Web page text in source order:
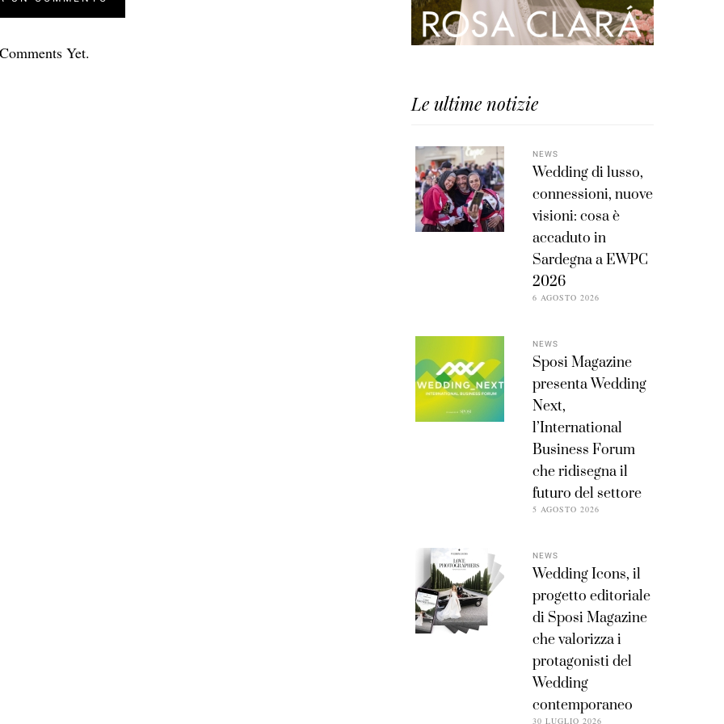
Yet.
Le ultime notizie
NEWS
Wedding di lusso,
connessioni, nuove
visioni: cosa è
accaduto in
Sardegna a EWPC
2026
6 AGOSTO 2026
NEWS
Sposi Magazine
presenta Wedding
Next,
l’International
Business Forum
che ridisegna il
futuro del settore
5 AGOSTO 2026
NEWS
Wedding Icons, il
progetto editoriale
di Sposi Magazine
che valorizza i
protagonisti del
Wedding
contemporaneo
30 LUGLIO 2026